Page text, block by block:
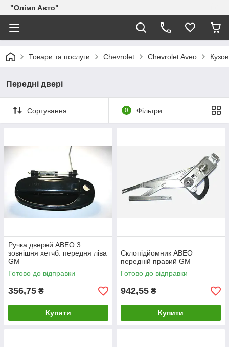
"Олімп Авто"
Товари та послуги Chevrolet Chevrolet Aveo Кузов
Передні двері
Сортування 0 Фільтри
Ручка дверей АВЕО 3
зовнішня хетчб. передня ліва
GM
Готово до відправки
356,75 ₴
Купити
Склопідйомник АВЕО
передній правий GM
Готово до відправки
942,55 ₴
Купити